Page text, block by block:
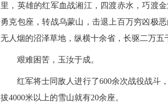
里，英雄的红军血战湘江，四渡赤水，巧渡
勇克包座，转战乌蒙山，击退上百万穷凶极
无人烟的沼泽草地，纵横十余省，长驱二万五
艰难困苦，玉汝于成。
红军将士同敌人进行了600余次战役战斗
拔4000米以上的雪山就有20余座。